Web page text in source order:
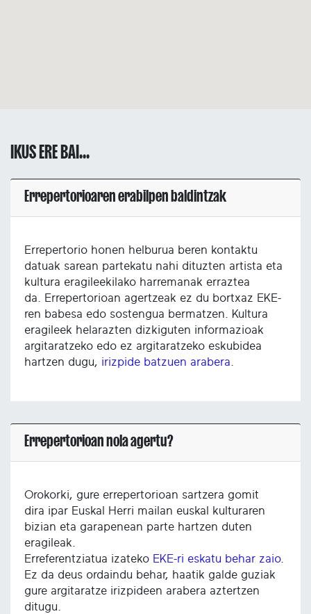
IKUS ERE BAI...
Errepertorioaren erabilpen baldintzak
Errepertorio honen helburua beren kontaktu
datuak sarean partekatu nahi dituzten artista eta
kultura eragileekilako harremanak erraztea
da. Errepertorioan agertzeak ez du bortxaz EKE-
ren babesa edo sostengua bermatzen. Kultura
eragileek helarazten dizkiguten informazioak
argitaratzeko edo ez argitaratzeko eskubidea
hartzen dugu, irizpide batzuen arabera
Errepertorioan nola agertu?
Orokorki, gure errepertorioan sartzera gomit
dira ipar Euskal Herri mailan euskal kulturaren
bizian eta garapenean parte hartzen duten
eragileak.
Erreferentziatua izateko EKE-ri eskatu behar zaio.
Ez da deus ordaindu behar, haatik galde guziak
gure argitaratze irizpideen arabera aztertzen
ditugu.